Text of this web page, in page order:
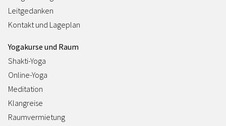
Leitgedanken
Kontakt und Lageplan
Yogakurse und Raum
Shakti-Yoga
Online-Yoga
Meditation
Klangreise
Raumvermietung